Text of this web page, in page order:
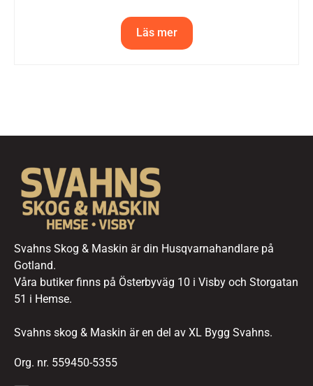
Läs mer
Svahns Skog & Maskin är din Husqvarnahandlare på
Gotland.
Våra butiker finns på Österbyväg 10 i Visby och Storgatan
51 i Hemse.
Svahns skog & Maskin är en del av XL Bygg Svahns.
Org. nr. 559450-5355